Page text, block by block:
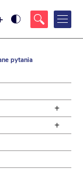
Ustaw
kontrast
z
żółtym
tekstu
pytania
+
+